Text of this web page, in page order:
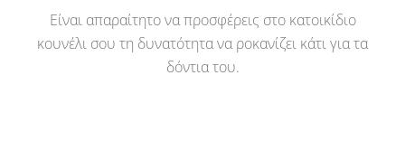
Είναι απαραίτητο να προσφέρεις στο κατοικίδιο
κουνέλι σου τη δυνατότητα να ροκανίζει κάτι για τα
δόντια του.